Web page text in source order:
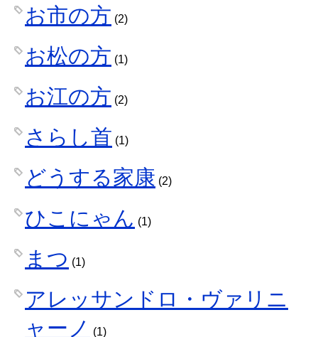
お市の方 (2)
お松の方 (1)
お江の方 (2)
さらし首 (1)
どうする家康 (2)
ひこにゃん (1)
まつ (1)
アレッサンドロ・ヴァリニ
ャーノ
(1)